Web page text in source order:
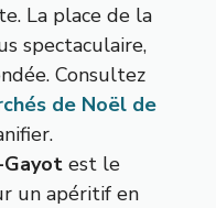
La place de la
spectaculaire,
Consultez
de Noël de
Gayot est le
un apéritif en